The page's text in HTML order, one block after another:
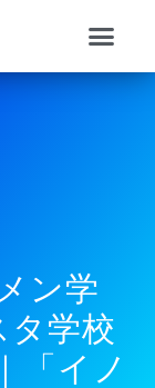
メ
ニ
ュ
ン学
タ学校
「イノ